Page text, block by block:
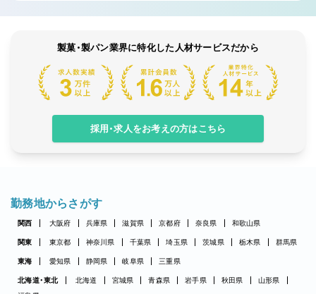
製菓・製パン業界に特化した人材サービスだから
採用・求人をお考えの方はこちら
勤務地からさがす
関西 大阪府 兵庫県 滋賀県 京都府 奈良県 和歌山県
関東 東京都 神奈川県 千葉県 埼玉県 茨城県 栃木県 群馬県
東海 愛知県 静岡県 岐阜県 三重県
北海道・東北 北海道 宮城県 青森県 岩手県 秋田県
山形県